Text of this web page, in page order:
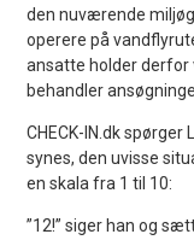
den nuværende
operere på
ansatte holder derfor
behandler
CHECK-IN.dk
synes, den uvisse
en skala fra 1 til 10:
”12!” siger han og